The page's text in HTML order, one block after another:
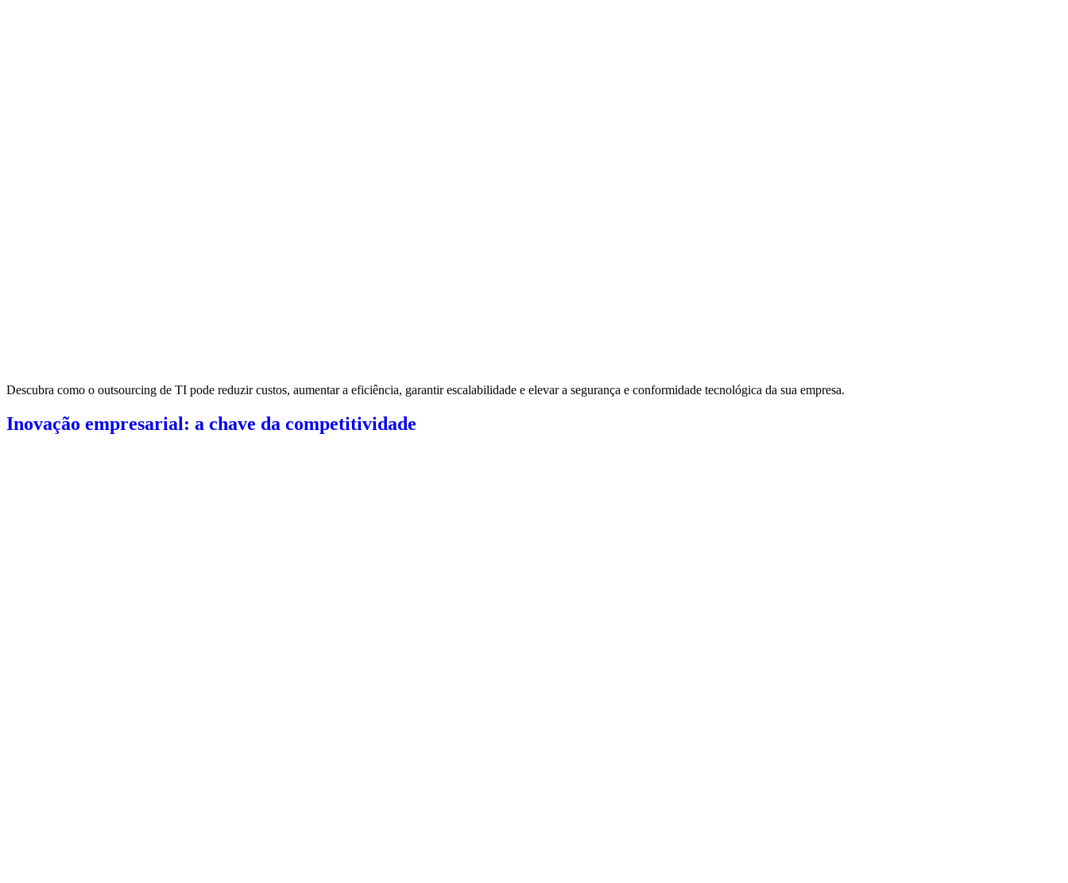
Descubra como o outsourcing de TI pode reduzir custos, aumentar a eficiência, garantir escalabilidade e elevar a segurança e conformidade tecnológica da sua empresa.
Inovação empresarial: a chave da competitividade